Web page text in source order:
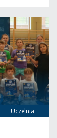
Uczelnia